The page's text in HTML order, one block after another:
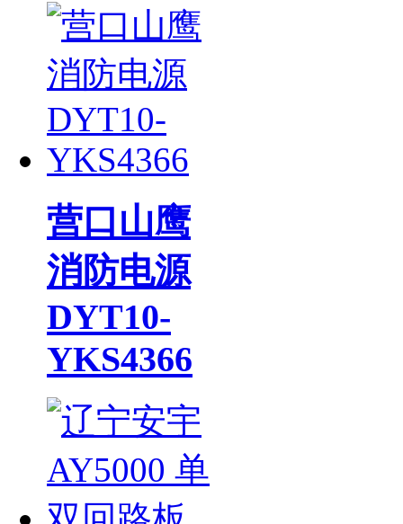
营口山鹰
消防电源
DYT10-
YKS4366